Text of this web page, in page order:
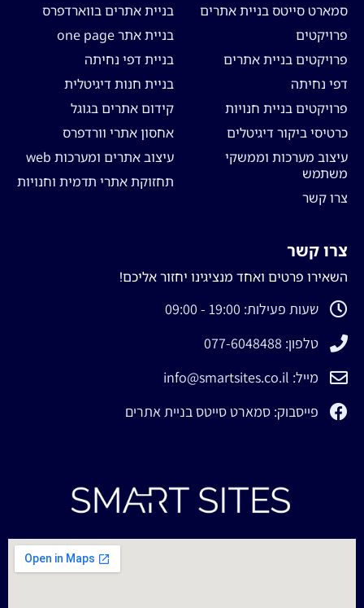
סמארט סייטס בניית אתרים
פרויקטים
פרויקטים בניית אתרים
דפי נחיתה
פרויקטים בניית חנויות
כרטיסי ביקור דיגיטלים
עיצוב מערכות וממשקי
משתמש
צרו קשר
בניית אתרים בווארדפרס
בניית אתר one page
בניית דפי נחיתה
בניית חנות דיגיטלית
קידום אתרים בגוגל
אחסון אתרי וורדפרס
עיצוב אתרים ומערכות web
תחזוקת אתרי תדמית וחנויות
צרו קשר
השאירו פרטים ואחד מנציגינו יחזור אליכם!
שעות פעילות: 19:00 - 09:00
טלפון: 077-6048488
מייל: info@smartsites.co.il
פייסבוק: סמארט סייטס בניית אתרים